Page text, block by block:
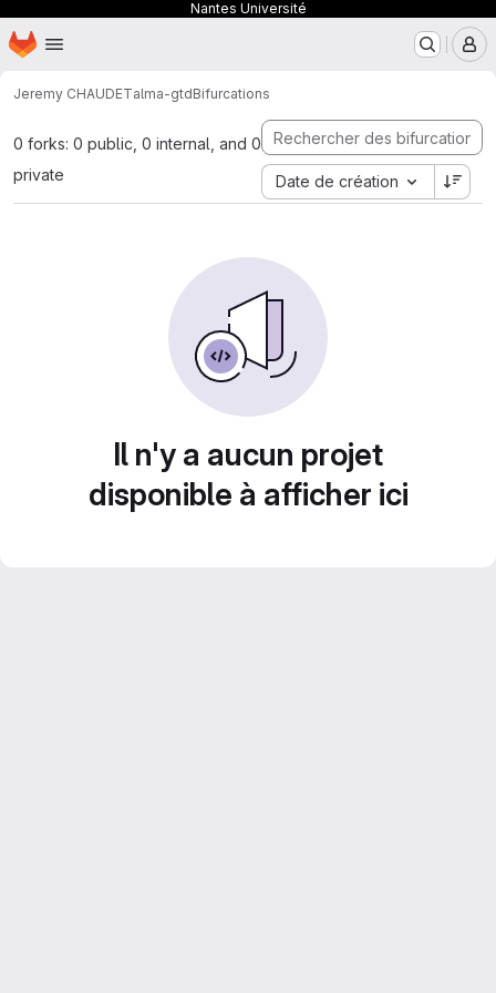
Nantes Université
Passer au contenu principal
Page d'accueil
Jeremy CHAUDETalma-gtdBifurcations
0 forks: 0 public, 0 internal, and 0
private
Date de création
Il n'y a aucun projet
disponible à afficher ici